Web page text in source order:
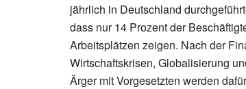
jährlich in Deutschland
dass nur 14 Prozent der
Arbeitsplätzen zeigen. Nach der
Wirtschaftskrisen, Globalisierung
Ärger mit Vorgesetzten werden